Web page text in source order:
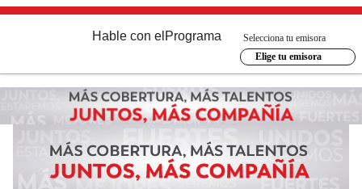
Hable con el Programa
Selecciona tu emisora
Elige tu emisora